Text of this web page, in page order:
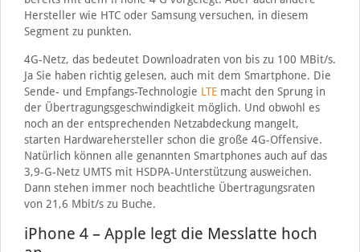
Hersteller wie HTC oder Samsung versuchen, in diesem
Segment zu punkten.
4G-Netz, das bedeutet Downloadraten von bis zu 100 MBit/s.
Ja Sie haben richtig gelesen, auch mit dem Smartphone. Die
Sende- und Empfangs-Technologie LTEmacht den Sprung in
der Übertragungsgeschwindigkeit möglich. Und obwohl es
noch an der entsprechenden Netzabdeckung mangelt,
starten Hardwarehersteller schon die große 4G-Offensive.
Natürlich können alle genannten Smartphones auch auf das
3,9-G-Netz UMTS mit HSDPA-Unterstützung ausweichen.
Dann stehen immer noch beachtliche Übertragungsraten
von 21,6 Mbit/s zu Buche.
iPhone 4 – Apple legt die Messlatte hoch